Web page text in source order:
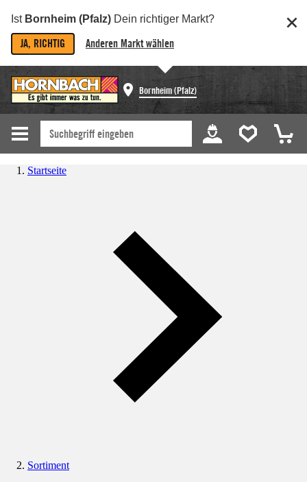
Ist Bornheim (Pfalz) Dein richtiger Markt?
JA, RICHTIG Anderen Markt wählen
Bornheim (Pfalz)
Startseite
Sortiment